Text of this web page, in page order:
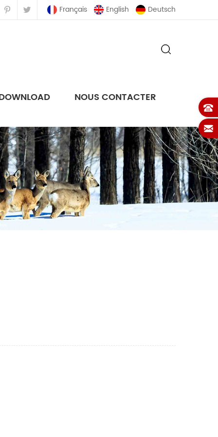
Français English Deutsch
NOUS CONTACTER